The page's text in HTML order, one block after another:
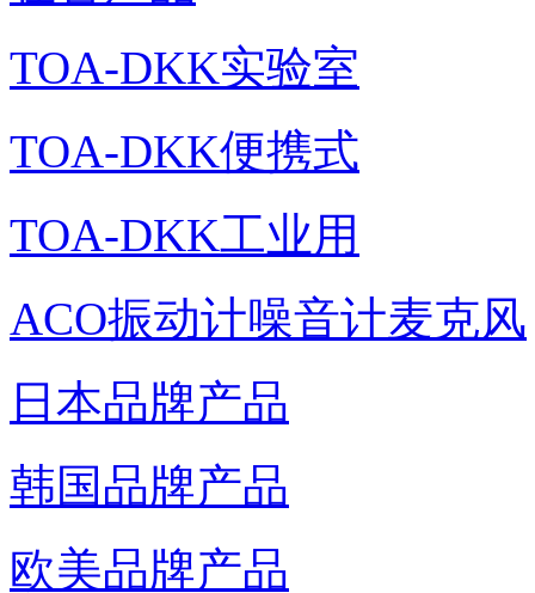
TOA-DKK实验室
TOA-DKK便携式
TOA-DKK工业用
ACO振动计噪音计麦克风
日本品牌产品
韩国品牌产品
欧美品牌产品